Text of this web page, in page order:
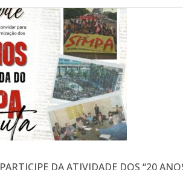
PARTICIPE DA ATIVIDADE DOS “20